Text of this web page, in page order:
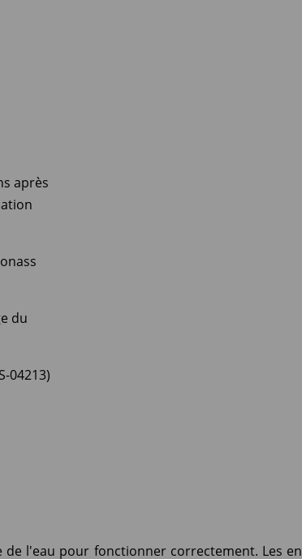
après
du
04213)
l'eau pour fonctionner correctement. Les